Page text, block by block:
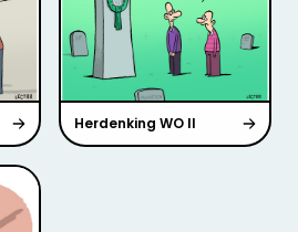
Herdenking WO II